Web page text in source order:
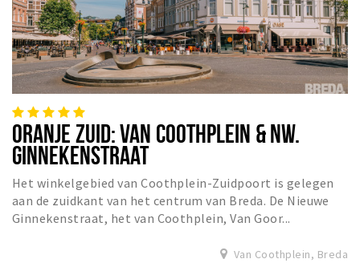
ORANJE ZUID: VAN COOTHPLEIN & NW.
GINNEKENSTRAAT
Het winkelgebied van Coothplein-Zuidpoort is gelegen
aan de zuidkant van het centrum van Breda. De Nieuwe
Ginnekenstraat, het van Coothplein, Van Goor...
Van Coothplein, Breda